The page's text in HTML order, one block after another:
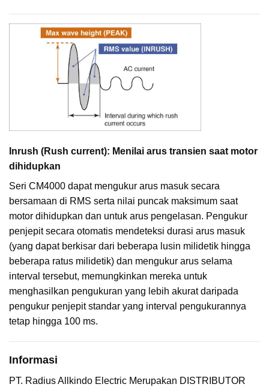
Inrush (Rush current): Menilai arus transien saat motor
dihidupkan
Seri CM4000 dapat mengukur arus masuk secara
bersamaan di RMS serta nilai puncak maksimum saat
motor dihidupkan dan untuk arus pengelasan. Pengukur
penjepit secara otomatis mendeteksi durasi arus masuk
(yang dapat berkisar dari beberapa lusin milidetik hingga
beberapa ratus milidetik) dan mengukur arus selama
interval tersebut, memungkinkan mereka untuk
menghasilkan pengukuran yang lebih akurat daripada
pengukur penjepit standar yang interval pengukurannya
tetap hingga 100 ms.
Informasi
PT. Radius Allkindo Electric Merupakan DISTRIBUTOR